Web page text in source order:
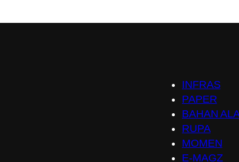
INFRAS
PAPER
BAHAN
RUPA
MOMEN
E-MAGZ